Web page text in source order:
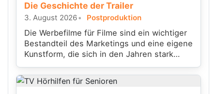
Die Geschichte der Trailer
3. August 2026 Postproduktion
Die Werbefilme für Filme sind ein wichtiger
Bestandteil des Marketings und eine eigene
Kunstform, die sich in den Jahren stark
gewandelt hat.